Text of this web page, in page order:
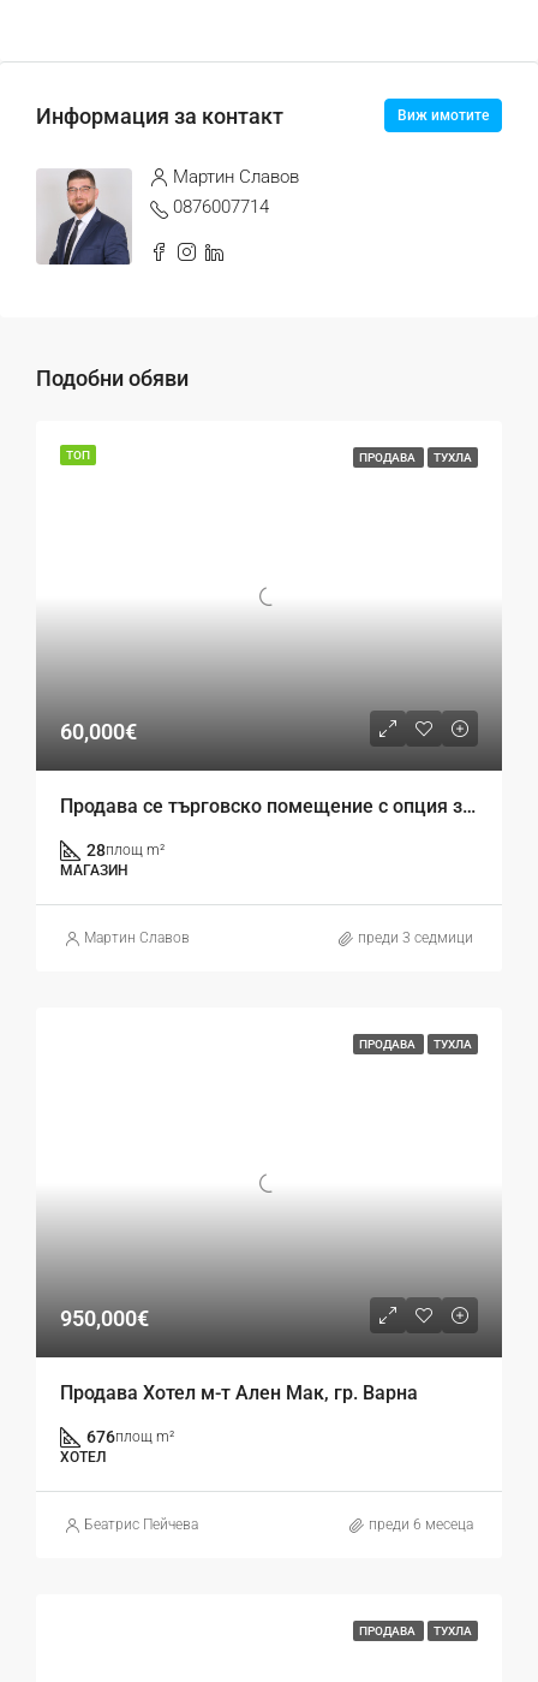
Информация за контакт Виж имотите
Mартин Славов
0876007714
Подобни обяви
ТОП ПРОДАВА ТУХЛА
60,000€
Продава се търговско помещение с опция за паркомясто в кв. Кайсиева градина – к-с Гардън Резиденс
28площ m²
МАГАЗИН
Mартин Славов преди 3 седмици
ПРОДАВА ТУХЛА
950,000€
Продава Хотел м-т Ален Мак, гр. Варна
676площ m²
ХОТЕЛ
Беатрис Пейчева преди 6 месеца
ПРОДАВА ТУХЛА